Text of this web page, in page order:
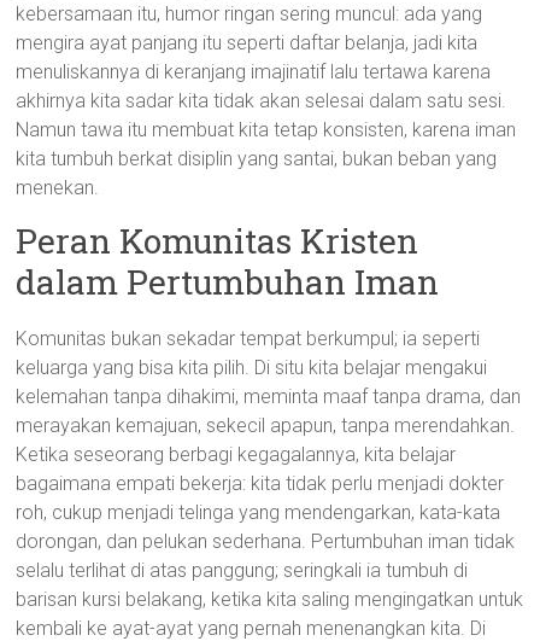
kebersamaan itu, humor ringan sering muncul: ada yang
mengira ayat panjang itu seperti daftar belanja, jadi kita
menuliskannya di keranjang imajinatif lalu tertawa karena
akhirnya kita sadar kita tidak akan selesai dalam satu sesi.
Namun tawa itu membuat kita tetap konsisten, karena iman
kita tumbuh berkat disiplin yang santai, bukan beban yang
menekan.
Peran Komunitas Kristen
dalam Pertumbuhan Iman
Komunitas bukan sekadar tempat berkumpul; ia seperti
keluarga yang bisa kita pilih. Di situ kita belajar mengakui
kelemahan tanpa dihakimi, meminta maaf tanpa drama, dan
merayakan kemajuan, sekecil apapun, tanpa merendahkan.
Ketika seseorang berbagi kegagalannya, kita belajar
bagaimana empati bekerja: kita tidak perlu menjadi dokter
roh, cukup menjadi telinga yang mendengarkan, kata-kata
dorongan, dan pelukan sederhana. Pertumbuhan iman tidak
selalu terlihat di atas panggung; seringkali ia tumbuh di
barisan kursi belakang, ketika kita saling mengingatkan untuk
kembali ke ayat-ayat yang pernah menenangkan kita. Di